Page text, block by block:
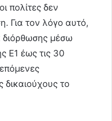
πολίτες δεν
Για τον λόγο αυτό,
διόρθωσης μέσω
Ε1 έως τις 30
δικαιούχους το